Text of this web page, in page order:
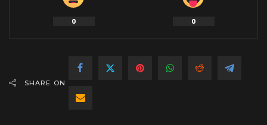
0 0
SHARE ON